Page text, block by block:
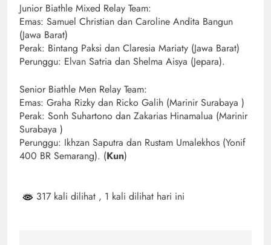
Junior Biathle Mixed Relay Team:
Emas: Samuel Christian dan Caroline Andita Bangun
(Jawa Barat)
Perak: Bintang Paksi dan Claresia Mariaty (Jawa Barat)
Perunggu: Elvan Satria dan Shelma Aisya (Jepara).
Senior Biathle Men Relay Team:
Emas: Graha Rizky dan Ricko Galih (Marinir Surabaya )
Perak: Sonh Suhartono dan Zakarias Hinamalua (Marinir
Surabaya )
Perunggu: Ikhzan Saputra dan Rustam Umalekhos (Yonif
400 BR Semarang). (Kun)
317 kali dilihat , 1 kali dilihat hari ini